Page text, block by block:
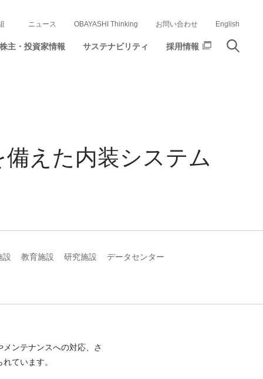
株主・投資家情報 サステナビリティ 採用情報
ニュース OBAYASHI Thinking お問い合わせ English
えた内装システム
設 教育施設 研究施設
データセンター
ンテナンスへの対応、さ
ています。